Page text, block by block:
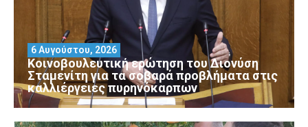
Κοινοβουλευτική ερώτηση του Διονύση
Σταμενίτη για τα σοβαρά προβλήματα στις
καλλιέργειες πυρηνόκαρπων
6 Αυγούστου, 2026